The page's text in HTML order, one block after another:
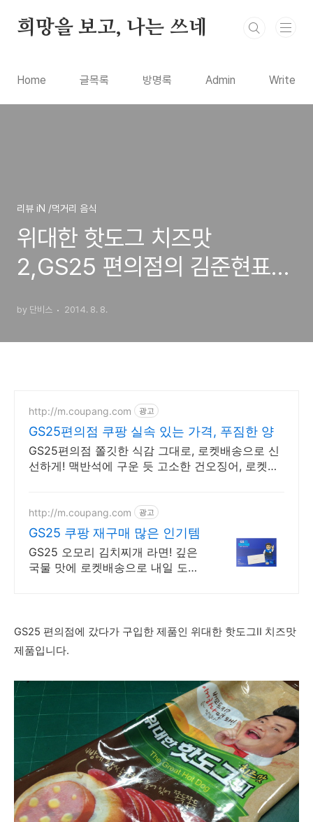
희망을 보고, 나는 쓰네
Home 글목록 방명록 Admin Write
리뷰 iN /먹거리 음식
위대한 핫도그 치즈맛
2,GS25 편의점의 김준현표
시식기
by 단비스 2014. 8. 8.
http://m.coupang.com 광고
GS25편의점 쿠팡 실속 있는 가격, 푸짐한 양
GS25편의점 쫄깃한 식감 그대로, 로켓배송으로 신
선하게! 맥반석에 구운 듯 고소한 건오징어, 로켓프
http://m.coupang.com 광고
GS25 쿠팡 재구매 많은 인기템
GS25 오모리 김치찌개 라면! 깊은
국물 맛에 로켓배송으로 내일 도
GS25 편의점에 갔다가 구입한 제품인 위대한 핫도그II 치즈맛
제품입니다.